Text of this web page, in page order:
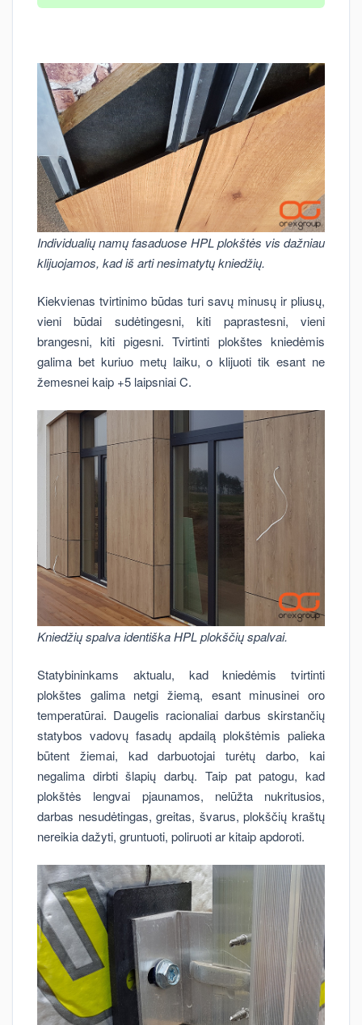
Individualių namų fasaduose HPL plokštės vis dažniau
klijuojamos, kad iš arti nesimatytų kniedžių.
Kiekvienas tvirtinimo būdas turi savų minusų ir pliusų,
vieni būdai sudėtingesni, kiti paprastesni, vieni
brangesni, kiti pigesni. Tvirtinti plokštes kniedėmis
galima bet kuriuo metų laiku, o klijuoti tik esant ne
žemesnei kaip +5 laipsniai C.
Kniedžių spalva identiška HPL plokščių spalvai.
Statybininkams aktualu, kad kniedėmis tvirtinti
plokštes galima netgi žiemą, esant minusinei oro
temperatūrai. Daugelis racionaliai darbus skirstančių
statybos vadovų fasadų apdailą plokštėmis palieka
būtent žiemai, kad darbuotojai turėtų darbo, kai
negalima dirbti šlapių darbų. Taip pat patogu, kad
plokštės lengvai pjaunamos, nelūžta nukritusios,
darbas nesudėtingas, greitas, švarus, plokščių kraštų
nereikia dažyti, gruntuoti, poliruoti ar kitaip apdoroti.